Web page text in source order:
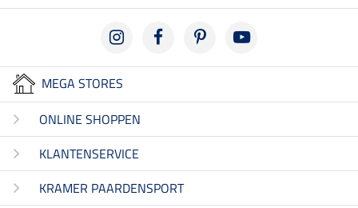
MEGA STORES
ONLINE SHOPPEN
KLANTENSERVICE
KRAMER PAARDENSPORT